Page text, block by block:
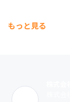
もっと見る